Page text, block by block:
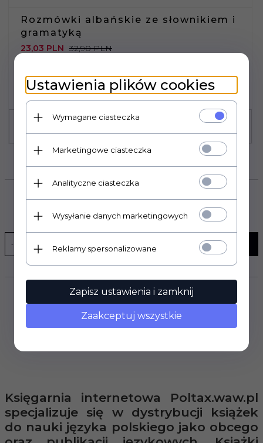
Rozmówki albańskie ze słownikiem i
gramatyką
23,03 PLN 32,90 PLN
32.90 PLN
SUBSKRYPCJA
WYŚLIJ
Księgarnia internetowa Poltax.waw.pl
specjalizuje się w dystrybucji książek
do nauki języka polskiego jako obcego
Ustawienia plików cookies
Wymagane ciasteczka
Marketingowe ciasteczka
Analityczne ciasteczka
Wysyłanie danych marketingowych
Reklamy spersonalizowane
Zapisz ustawienia i zamknij
Zaakceptuj wszystkie